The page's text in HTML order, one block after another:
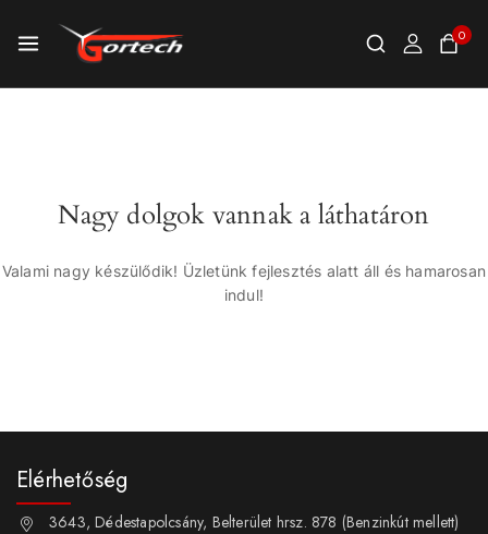
0
Nagy dolgok vannak a láthatáron
Valami nagy készülődik! Üzletünk fejlesztés alatt áll és hamarosan
indul!
Elérhetőség
3643, Dédestapolcsány, Belterület hrsz. 878 (Benzinkút mellett)